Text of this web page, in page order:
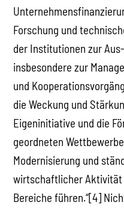
Forschung und
der Institutionen zur
insbesondere zur
und
die Weckung und
Eigeninitiative und die
geordneten
Modernisierung und
wirtschaftlicher
Bereiche führen.“[4]